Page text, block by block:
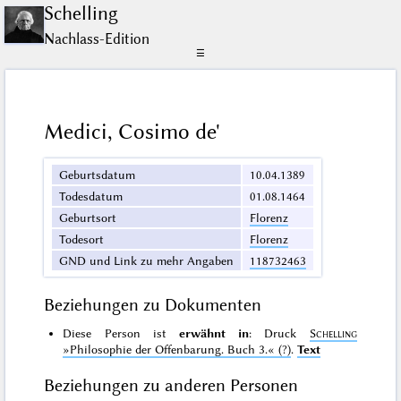
Schelling
Nachlass-Edition
☰
Medici, Cosimo de'
Geburtsdatum
10.04.1389
Todesdatum
01.08.1464
Geburtsort
Florenz
Todesort
Florenz
GND und Link zu mehr Angaben
118732463
Beziehungen zu Dokumenten
Diese Person ist erwähnt in: Druck Schelling
»Philosophie der Offenbarung. Buch 3.« (?).Text
Beziehungen zu anderen Personen